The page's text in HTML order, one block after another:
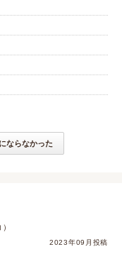
ならなかった
2023年09月投稿